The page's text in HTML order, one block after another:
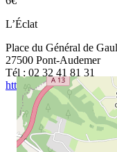
L’Éclat
Place du Général de
27500 Pont-Audemer
Tél : 02 32 41 81 31
http://eclat.ville-pont-